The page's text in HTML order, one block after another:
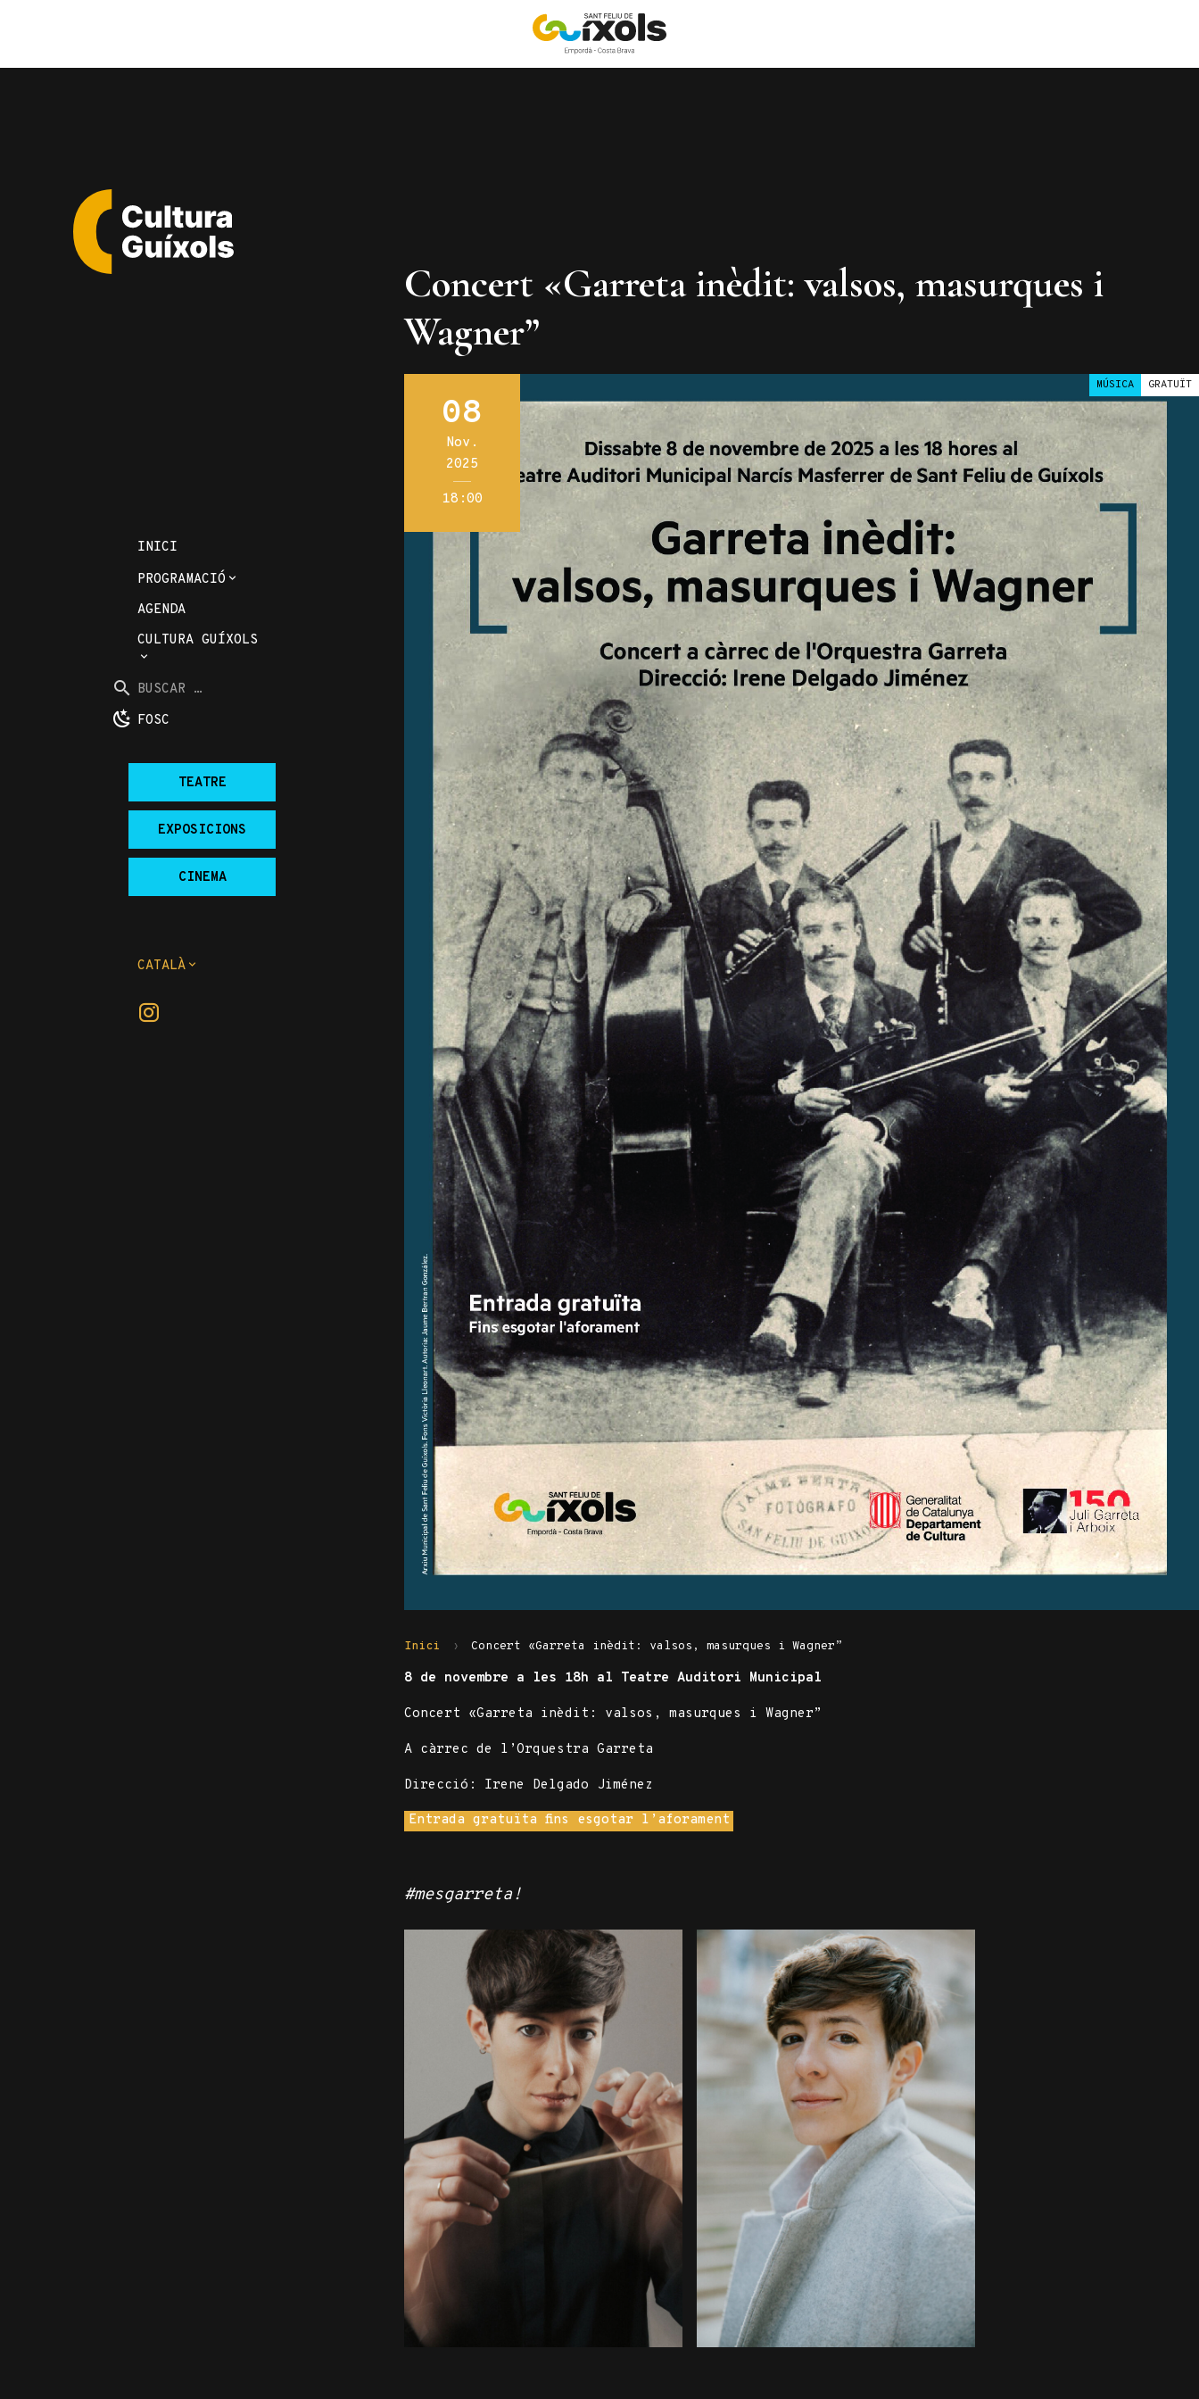
INICI
PROGRAMACIÓ
AGENDA
CULTURA GUÍXOLS
Buscar
per
web:
BUSCAR
... FOSC
TEATRE
EXPOSICIONS
CINEMA
CATALÀ
Concert «Garreta inèdit: valsos, masurques i
Wagner”
08
Nov.
2025
18:00
MÚSICA GRATUÏT
Inici Concert «Garreta inèdit: valsos, masurques i Wagner”
8 de novembre a les 18h al Teatre Auditori Municipal
Concert «Garreta inèdit: valsos, masurques i Wagner”
A càrrec de l’Orquestra Garreta
Direcció: Irene Delgado Jiménez
Entrada gratuïta fins esgotar l’aforament
#mesgarreta!